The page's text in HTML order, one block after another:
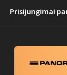
Prisijungimai